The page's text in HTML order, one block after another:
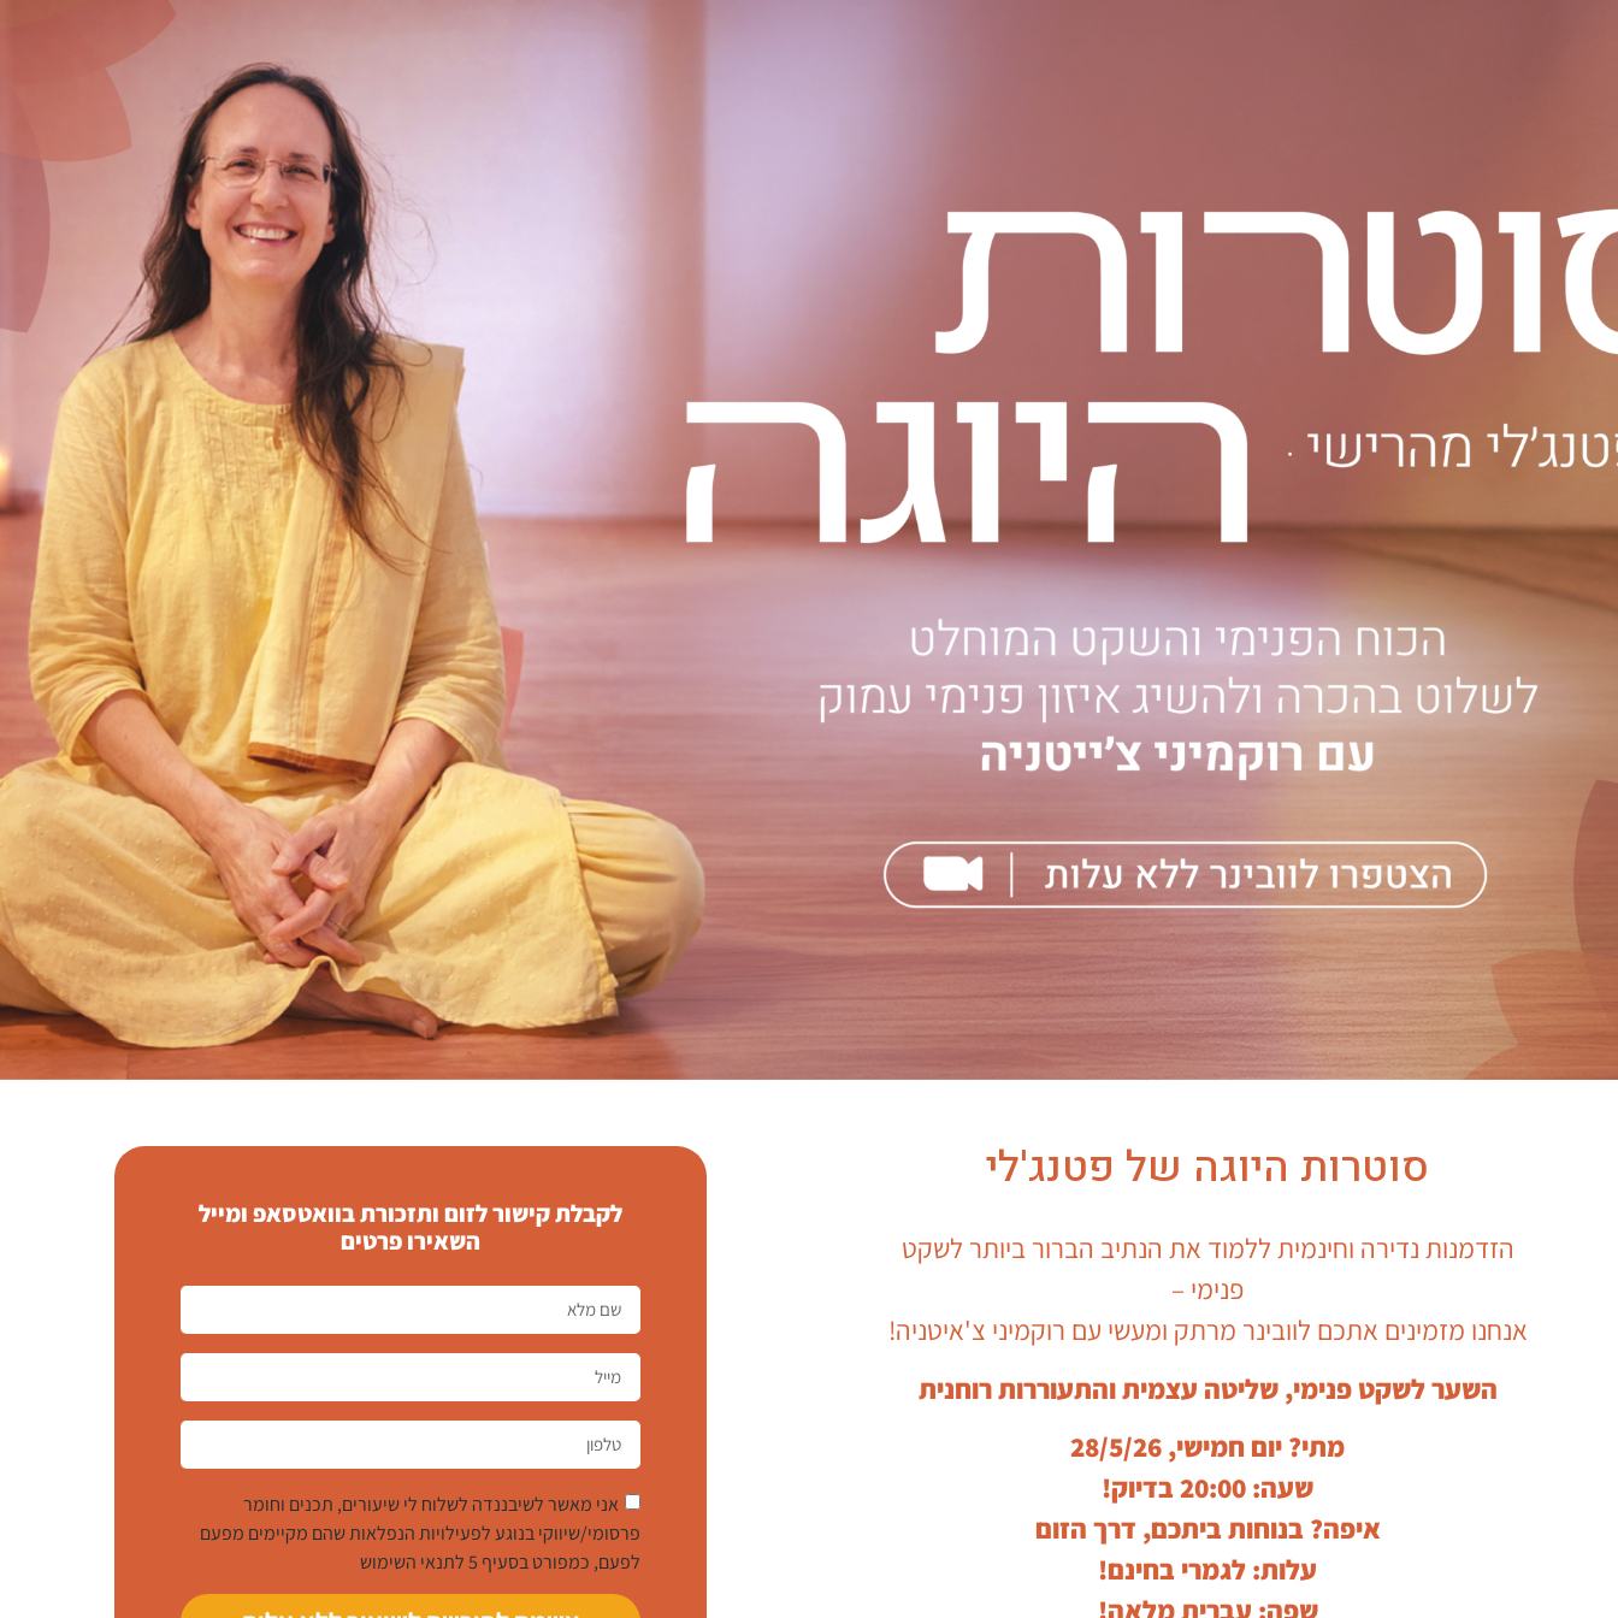
לקבלת קישור לזום ותזכורת בוואטסאפ ומייל
השאירו פרטים
אני מאשר לשיבננדה לשלוח לי שיעורים, תכנים וחומר
פרסומי/שיווקי בנוגע לפעילויות הנפלאות שהם מקיימים מפעם
לפעם, כמפורט בסעיף 5 לתנאי השימוש
סוטרות היוגה של פטנג'לי
הזדמנות נדירה וחינמית ללמוד את הנתיב הברור ביותר לשקט
פנימי –
אנחנו מזמינים אתכם לוובינר מרתק ומעשי עם רוקמיני צ'איטניה!
השער לשקט פנימי, שליטה עצמית והתעוררות רוחנית
מתי? יום חמישי, 28/5/26
שעה: 20:00 בדיוק!
איפה? בנוחות ביתכם, דרך הזום
עלות: לגמרי בחינם!